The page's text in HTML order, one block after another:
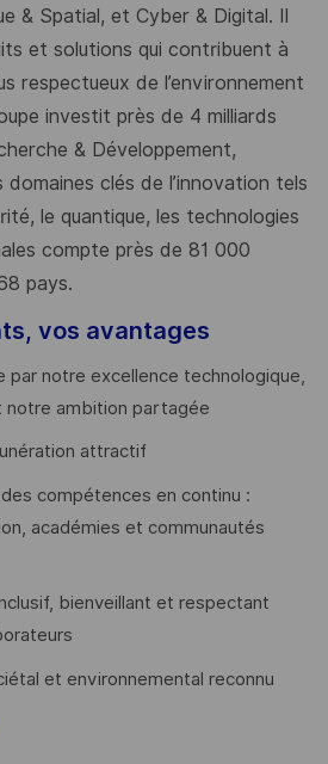
& Spatial, et Cyber & Digital. Il
et solutions qui contribuent à
respectueux de l’environnement
investit près de 4 milliards
& Développement,
clés de l’innovation tels
le quantique, les technologies
compte près de 81 000
pays.
vos avantages
par notre excellence technologique,
ambition partagée
attractif
compétences en continu :
académies et communautés
bienveillant et respectant
et environnemental reconnu